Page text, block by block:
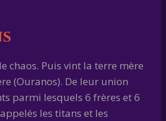
chaos. Puis vint la terre mère
(Ouranos). De leur union
parmi lesquels 6 frères et 6
les titans et les